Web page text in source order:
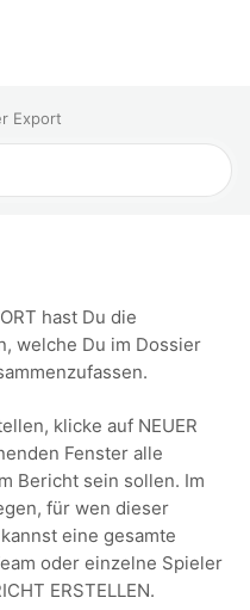
Export
hast Du die
welche Du im Dossier
klicke auf NEUER
Fenster alle
Bericht sein sollen. Im
für wen dieser
eine gesamte
oder einzelne Spieler
ERSTELLEN.